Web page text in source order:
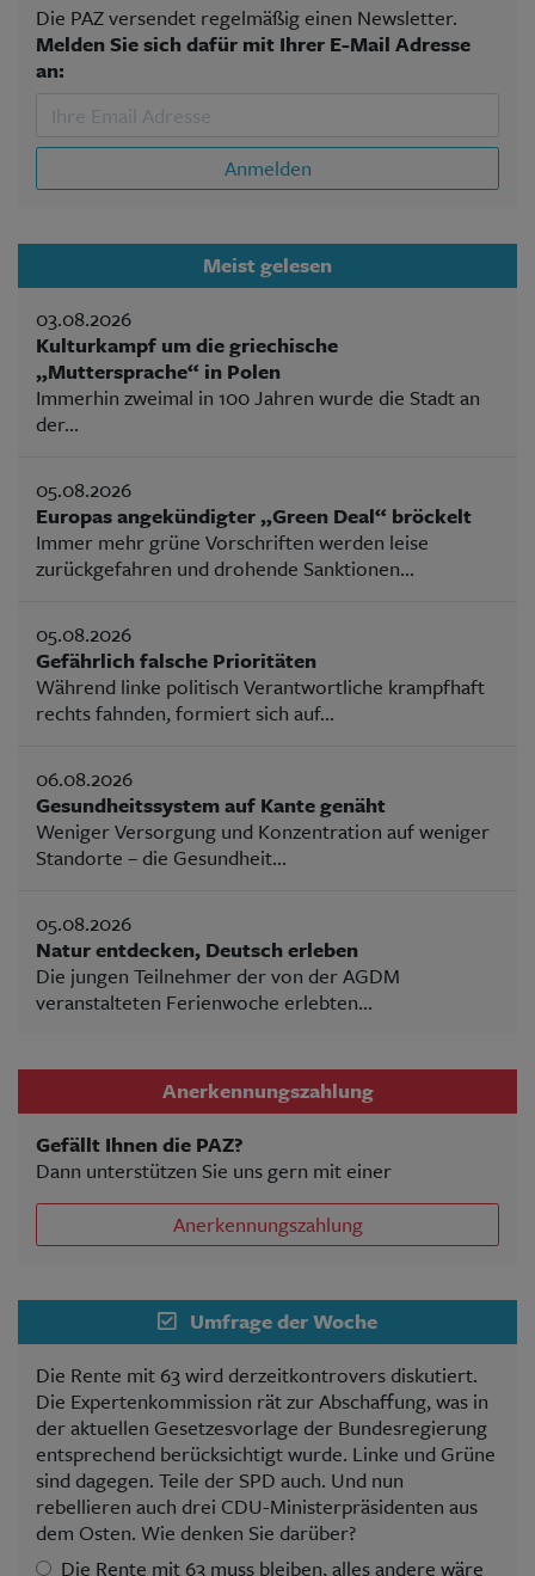
Die PAZ versendet regelmäßig einen Newsletter.
Melden Sie sich dafür mit Ihrer E-Mail Adresse
an:
Anmelden
Meist gelesen
03.08.2026
Kulturkampf um die griechische
„Muttersprache“ in Polen
Immerhin zweimal in 100 Jahren wurde die Stadt an
der...
05.08.2026
Europas angekündigter „Green Deal“ bröckelt
Immer mehr grüne Vorschriften werden leise
zurückgefahren und drohende Sanktionen...
05.08.2026
Gefährlich falsche Prioritäten
Während linke politisch Verantwortliche krampfhaft
rechts fahnden, formiert sich auf...
06.08.2026
Gesundheitssystem auf Kante genäht
Weniger Versorgung und Konzentration auf weniger
Standorte – die Gesundheit...
05.08.2026
Natur entdecken, Deutsch erleben
Die jungen Teilnehmer der von der AGDM
veranstalteten Ferienwoche erlebten...
Anerkennungszahlung
Gefällt Ihnen die PAZ?
Dann unterstützen Sie uns gern mit einer
Anerkennungszahlung
Umfrage der Woche
Die Rente mit 63 wird derzeitkontrovers diskutiert.
Die Expertenkommission rät zur Abschaffung, was in
der aktuellen Gesetzesvorlage der Bundesregierung
entsprechend berücksichtigt wurde. Linke und Grüne
sind dagegen. Teile der SPD auch. Und nun
rebellieren auch drei CDU-Ministerpräsidenten aus
dem Osten. Wie denken Sie darüber?
Die Rente mit 63 muss bleiben, alles andere wäre